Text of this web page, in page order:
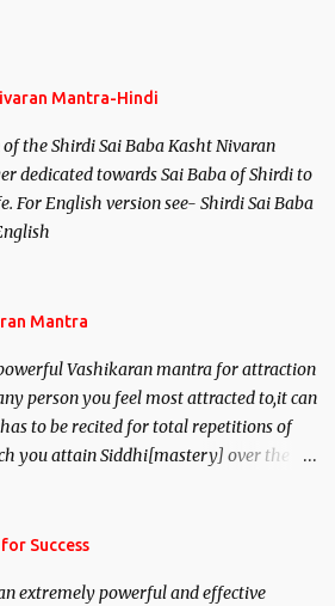
Mantra-Hindi
the Shirdi Sai Baba Kasht Nivaran
dedicated towards Sai Baba of Shirdi to
For English version see- Shirdi Sai Baba
Mantra
Vashikaran mantra for attraction
person you feel most attracted to,it can
to be recited for total repetitions of
you attain Siddhi[mastery] over the
Success
extremely powerful and effective